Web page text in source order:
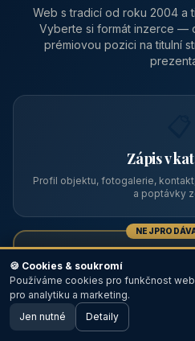
Web s tradicí od roku 2004 a
Vyberte si formát inzerce —
prémiovou pozici na titulní
Zápis v
Profil objektu, fotogalerie,
a poptávky
Prémiový
TOP pozice na titulce, přednost
🖥️ Desktop verze
🍪 Cookies & soukromí
Používáme cookies pro funkčnost
pro analytiku a marketing.
Jen nutné Detaily